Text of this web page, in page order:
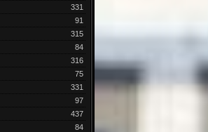
331
91
315
84
316
75
331
97
437
84